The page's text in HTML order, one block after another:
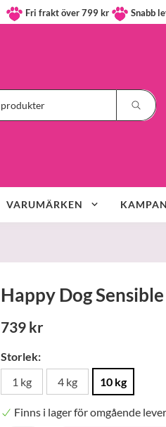
Fri frakt över 799 kr Snabb
VARUMÄRKEN
Happy Dog
739 kr
Storlek:
1 kg
4 kg 10 kg
Finns i lager för omgående